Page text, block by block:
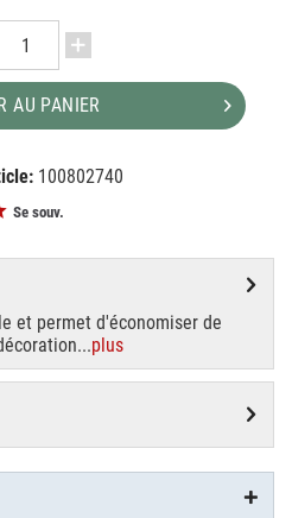
AU PANIER
100802740
Se souv.
et permet d'économiser de
plus